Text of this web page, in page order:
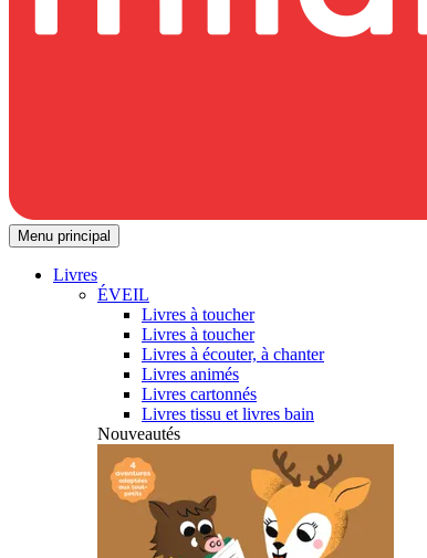
Menu principal
Livres
ÉVEIL
Livres à toucher
Livres à toucher
Livres à écouter, à chanter
Livres animés
Livres cartonnés
Livres tissu et livres bain
Nouveautés